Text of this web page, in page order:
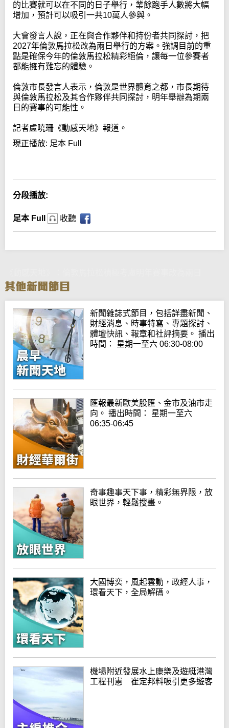
的比賽就可以在不同的日子舉行，業餘跑手人數將大幅
增加，預計可以吸引一共10萬人參與。
大會發言人說，正在與合作夥伴和持份者共同探討，把
2027年倫敦馬拉松改為兩日舉行的方案。強調目前的重
點是確保今年的倫敦馬拉松精彩絕倫，讓每一位參賽者
都能擁有難忘的體驗。
倫敦市長發言人表示，倫敦是世界體育之都，市長期待
與倫敦馬拉松及其合作夥伴共同探討，明年舉辦為期兩
日的賽事的可能性。
記者盧曉珊《動感天地》報道。
現正播放: 足本 Full
分段播放:
足本 Full 收聽
新聞雜誌式節目，包括詳盡新聞、
財經消息、時事特寫、專題探討、
體壇快訊、報章和社評摘要。 播出
時間： 星期一至六 06:30-08:00
匯報最新歐美股匯、金市及油市走
向。 播出時間： 星期一至六
06:35-06:45
奇事趣事天下事，精彩無界限，放
眼世界，輕鬆搜畫。
大國博奕，風起雲動，政經人事，
環看天下，全局解碼。
機場附近發展水上康樂及遊艇港灣
工程刊憲 崔定邦料吸引更多遊客